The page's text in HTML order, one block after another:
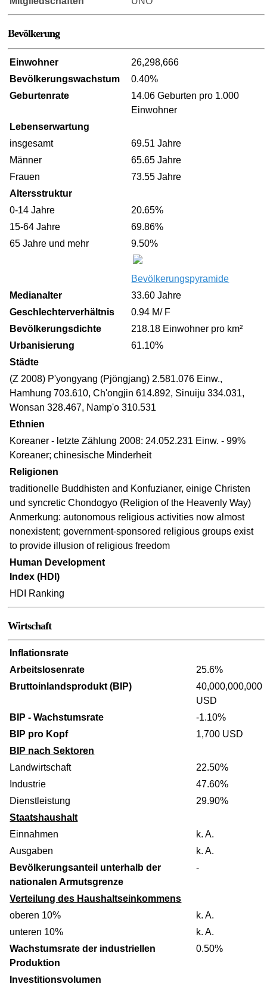
Bevölkerung
Einwohner
26,298,666
Bevölkerungswachstum
0.40%
Geburtenrate
14.06 Geburten pro 1.000
Einwohner
Lebenserwartung
insgesamt
69.51 Jahre
Männer
65.65 Jahre
Frauen
73.55 Jahre
Altersstruktur
0-14 Jahre
20.65%
15-64 Jahre
69.86%
65 Jahre und mehr
9.50%
Bevölkerungspyramide
Medianalter
33.60 Jahre
Geschlechterverhältnis
0.94 M/ F
Bevölkerungsdichte
218.18 Einwohner pro km²
Urbanisierung
61.10%
Städte
(Z 2008) P'yongyang (Pjöngjang) 2.581.076 Einw.,
Hamhung 703.610, Ch'ongjin 614.892, Sinuiju 334.031,
Wonsan 328.467, Namp'o 310.531
Ethnien
Koreaner - letzte Zählung 2008: 24.052.231 Einw. - 99%
Koreaner; chinesische Minderheit
Religionen
traditionelle Buddhisten and Konfuzianer, einige Christen
und syncretic Chondogyo (Religion of the Heavenly Way)
Anmerkung: autonomous religious activities now almost
nonexistent; government-sponsored religious groups exist
to provide illusion of religious freedom
Human Development
Index (HDI)
HDI Ranking
Wirtschaft
Inflationsrate
Arbeitslosenrate
25.6%
Bruttoinlandsprodukt (BIP)
40,000,000,000
USD
BIP - Wachstumsrate
-1.10%
BIP pro Kopf
1,700 USD
BIP nach Sektoren
Landwirtschaft
22.50%
Industrie
47.60%
Dienstleistung
29.90%
Staatshaushalt
Einnahmen
k. A.
Ausgaben
k. A.
Bevölkerungsanteil unterhalb der
nationalen Armutsgrenze
-
Verteilung des Haushaltseinkommens
oberen 10%
k. A.
unteren 10%
k. A.
Wachstumsrate der industriellen
Produktion
0.50%
Investitionsvolumen